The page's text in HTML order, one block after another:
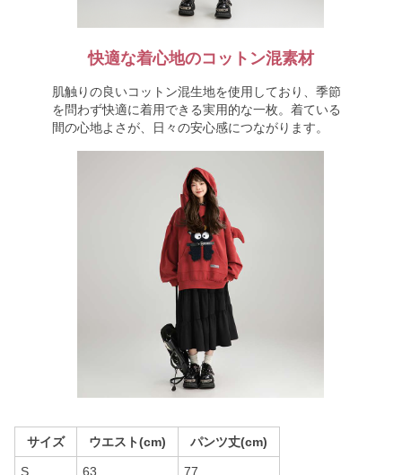
快適な着心地のコットン混素材
肌触りの良いコットン混生地を使用しており、季節
を問わず快適に着用できる実用的な一枚。着ている
間の心地よさが、日々の安心感につながります。
サイズ ウエスト(cm) パンツ丈(cm)
S 63 77